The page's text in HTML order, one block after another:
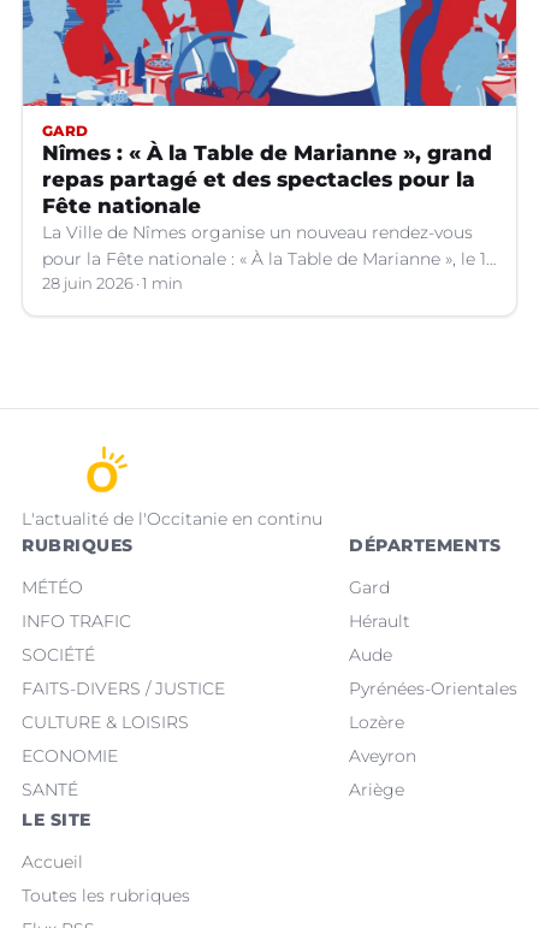
GARD
Nîmes : « À la Table de Marianne », grand
repas partagé et des spectacles pour la
Fête nationale
La Ville de Nîmes organise un nouveau rendez-vous
pour la Fête nationale : « À la Table de Marianne », le 13
juillet prochain.
28 juin 2026 1 min
L'actualité de l'Occitanie en continu
RUBRIQUES
MÉTÉO
INFO TRAFIC
SOCIÉTÉ
FAITS-DIVERS / JUSTICE
CULTURE & LOISIRS
ECONOMIE
SANTÉ
DÉPARTEMENTS
Gard
Hérault
Aude
Pyrénées-Orientales
Lozère
Aveyron
Ariège
LE SITE
Accueil
Toutes les rubriques